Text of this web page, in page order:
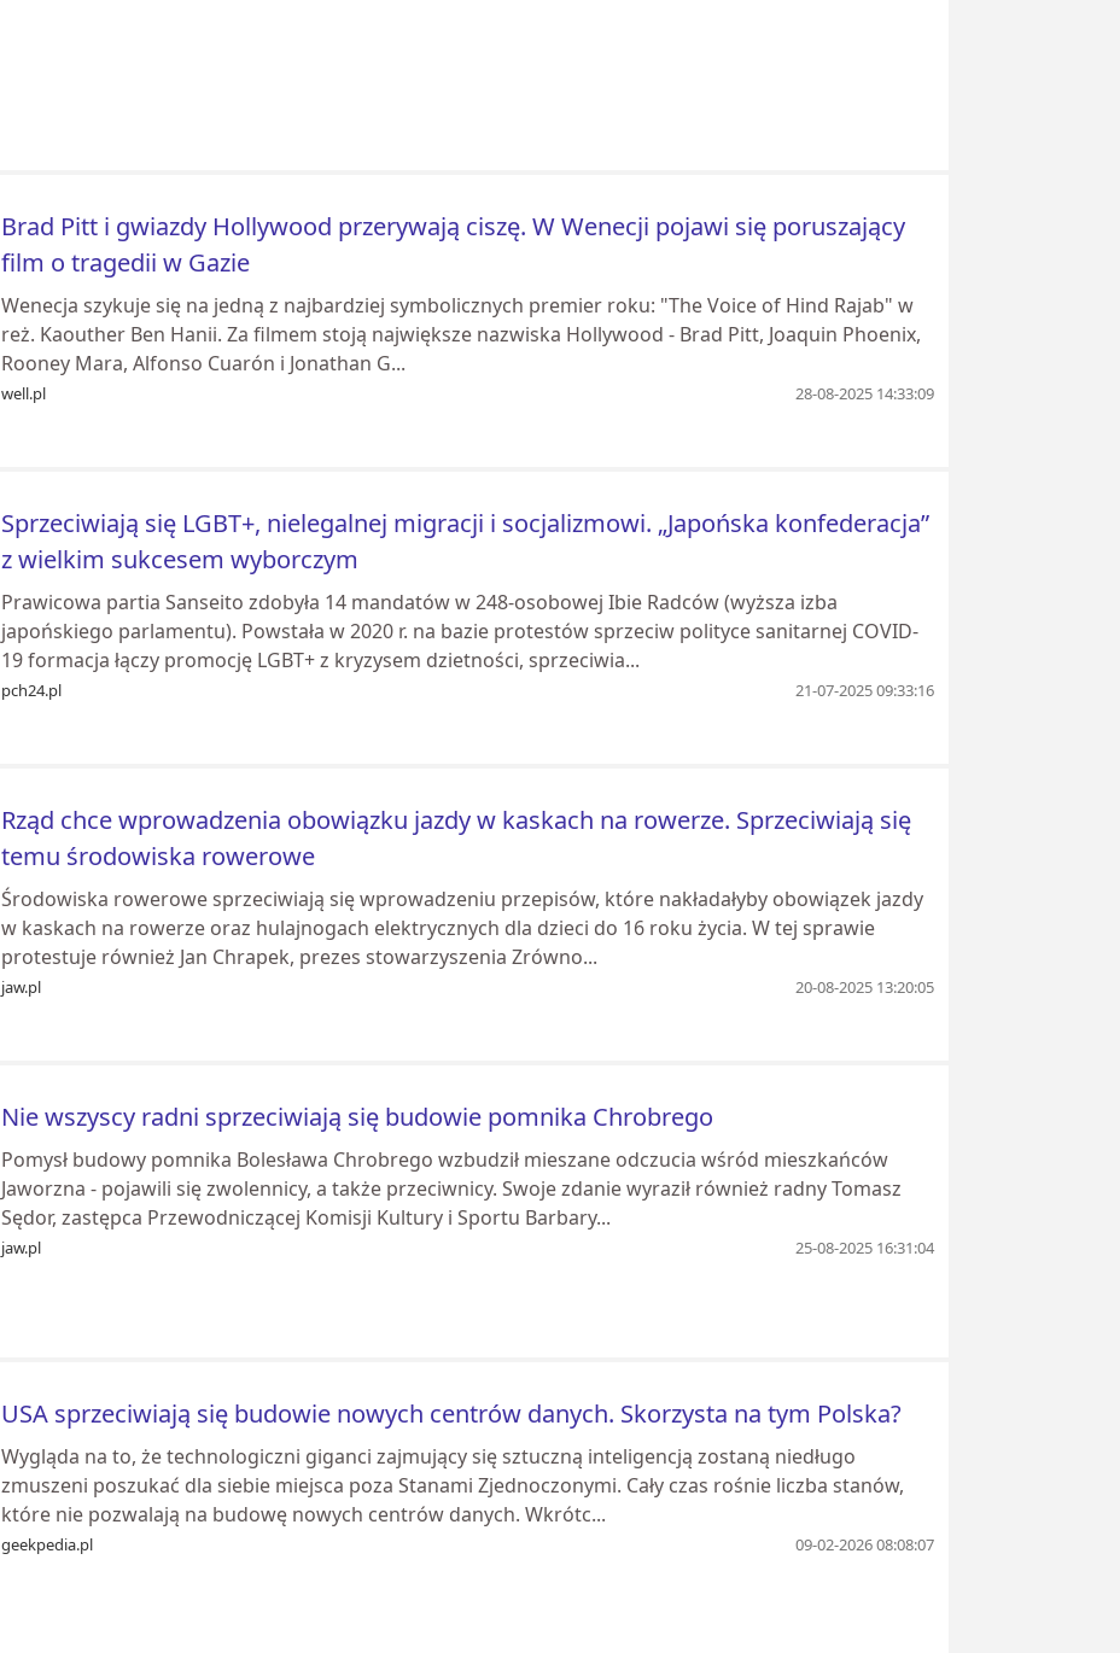
Brad Pitt i gwiazdy Hollywood przerywają ciszę. W Wenecji pojawi się poruszający
film o tragedii w Gazie
Wenecja szykuje się na jedną z najbardziej symbolicznych premier roku: "The Voice of Hind Rajab" w
reż. Kaouther Ben Hanii. Za filmem stoją największe nazwiska Hollywood - Brad Pitt, Joaquin Phoenix,
Rooney Mara, Alfonso Cuarón i Jonathan G...
well.pl 28-08-2025 14:33:09
Sprzeciwiają się LGBT+, nielegalnej migracji i socjalizmowi. „Japońska konfederacja”
z wielkim sukcesem wyborczym
Prawicowa partia Sanseito zdobyła 14 mandatów w 248-osobowej Ibie Radców (wyższa izba
japońskiego parlamentu). Powstała w 2020 r. na bazie protestów sprzeciw polityce sanitarnej COVID-
19 formacja łączy promocję LGBT+ z kryzysem dzietności, sprzeciwia...
pch24.pl 21-07-2025 09:33:16
Rząd chce wprowadzenia obowiązku jazdy w kaskach na rowerze. Sprzeciwiają się
temu środowiska rowerowe
Środowiska rowerowe sprzeciwiają się wprowadzeniu przepisów, które nakładałyby obowiązek jazdy
w kaskach na rowerze oraz hulajnogach elektrycznych dla dzieci do 16 roku życia. W tej sprawie
protestuje również Jan Chrapek, prezes stowarzyszenia Zrówno...
jaw.pl 20-08-2025 13:20:05
Nie wszyscy radni sprzeciwiają się budowie pomnika Chrobrego
Pomysł budowy pomnika Bolesława Chrobrego wzbudził mieszane odczucia wśród mieszkańców
Jaworzna - pojawili się zwolennicy, a także przeciwnicy. Swoje zdanie wyraził również radny Tomasz
Sędor, zastępca Przewodniczącej Komisji Kultury i Sportu Barbary...
jaw.pl 25-08-2025 16:31:04
USA sprzeciwiają się budowie nowych centrów danych. Skorzysta na tym Polska?
Wygląda na to, że technologiczni giganci zajmujący się sztuczną inteligencją zostaną niedługo
zmuszeni poszukać dla siebie miejsca poza Stanami Zjednoczonymi. Cały czas rośnie liczba stanów,
które nie pozwalają na budowę nowych centrów danych. Wkrótc...
geekpedia.pl 09-02-2026 08:08:07